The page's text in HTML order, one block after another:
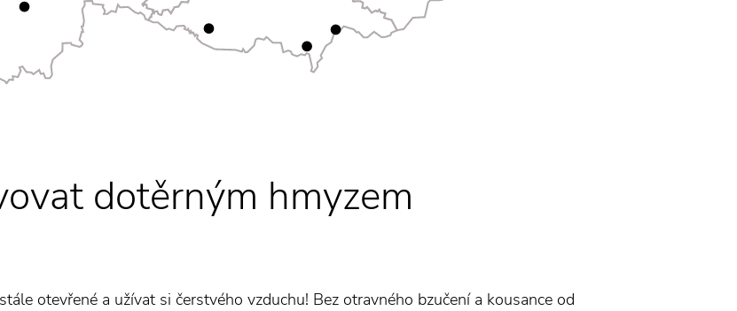
dotěrným hmyzem
otevřené a užívat si čerstvého vzduchu! Bez otravného bzučení a kousance od